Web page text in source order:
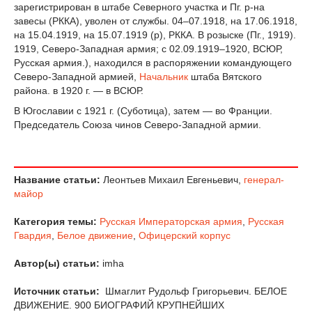
зарегистрирован в штабе Северного участка и Пг. р-на
завесы (РККА), уволен от службы. 04–07.1918, на 17.06.1918,
на 15.04.1919, на 15.07.1919 (р), РККА. В розыске (Пг., 1919).
1919, Северо-Западная армия; с 02.09.1919–1920, ВСЮР,
Русская армия.), находился в распоряжении командующего
Северо-Западной армией, Начальник штаба Вятского
района. в 1920 г. — в ВСЮР.
В Югославии с 1921 г. (Суботица), затем — во Франции.
Председатель Союза чинов Северо-Западной армии.
Название статьи: Леонтьев Михаил Евгеньевич, генерал-
майор
Категория темы: Русская Императорская армия
Русская
Гвардия
Белое движение Офицерский корпус
Автор(ы) статьи: imha
Источник статьи:
Шмаглит Рудольф Григорьевич. БЕЛОЕ
ДВИЖЕНИЕ. 900 БИОГРАФИЙ КРУПНЕЙШИХ